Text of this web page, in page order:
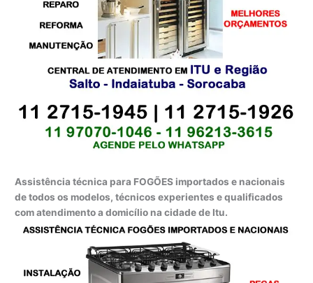
Assistência técnica para FOGÕES importados e nacionais
de todos os modelos, técnicos experientes e qualificados
com atendimento a domicílio na cidade de Itu.